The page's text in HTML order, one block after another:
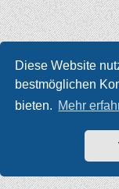
Diese Website
bestmöglichen
bieten. Mehr